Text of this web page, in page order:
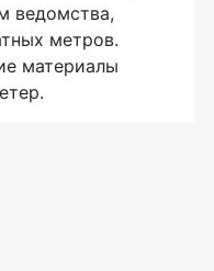
ведомства,
метров.
материалы